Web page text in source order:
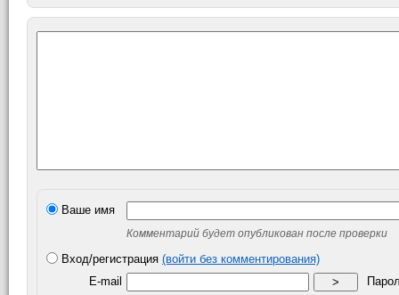
Ваше имя
Комментарий будет опубликован после проверки
Вход/регистрация (войти без комментирования)
E-mail
>